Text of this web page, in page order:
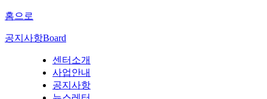
홈으로
공지사항Board
센터소개
사업안내
공지사항